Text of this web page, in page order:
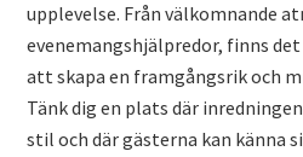
upplevelse. Från välkomnande
evenemangshjälpredor, finns
att skapa en framgångsrik och
Tänk dig en plats där
stil och där gästerna kan känna